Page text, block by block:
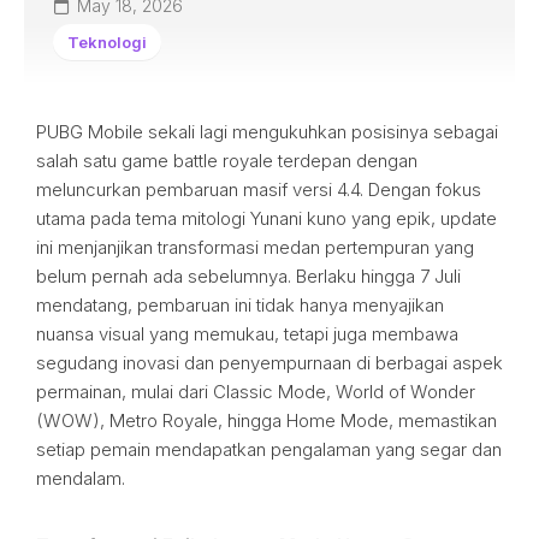
May 18, 2026
Teknologi
PUBG Mobile sekali lagi mengukuhkan posisinya sebagai
salah satu game battle royale terdepan dengan
meluncurkan pembaruan masif versi 4.4. Dengan fokus
utama pada tema mitologi Yunani kuno yang epik, update
ini menjanjikan transformasi medan pertempuran yang
belum pernah ada sebelumnya. Berlaku hingga 7 Juli
mendatang, pembaruan ini tidak hanya menyajikan
nuansa visual yang memukau, tetapi juga membawa
segudang inovasi dan penyempurnaan di berbagai aspek
permainan, mulai dari Classic Mode, World of Wonder
(WOW), Metro Royale, hingga Home Mode, memastikan
setiap pemain mendapatkan pengalaman yang segar dan
mendalam.